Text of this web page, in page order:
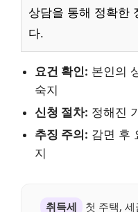
상담을 통해 정확한
다.
요건 확인: 본인의
숙지
신청 절차: 정해진
추징 주의: 감면 후
지
취득세
첫 주택,